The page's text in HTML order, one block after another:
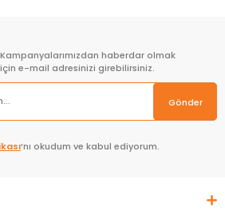
Kampanyalarımızdan haberdar olmak
için e-mail adresinizi girebilirsiniz.
Gönder
’nı okudum ve kabul ediyorum.